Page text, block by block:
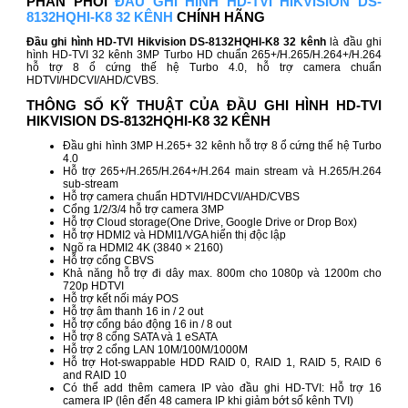
8132HQHI-K8 32 KÊNH CHÍNH HÃNG
Đầu ghi hình HD-TVI Hikvision DS-8132HQHI-K8 32 kênhlà đầu ghi
hình HD-TVI 32 kênh 3MP Turbo HD chuẩn 265+/H.265/H.264+/H.264
hỗ trợ 8 ổ cứng thế hệ Turbo 4.0, hỗ trợ camera chuẩn
HDTVI/HDCVI/AHD/CVBS.
THÔNG SỐ KỸ THUẬT CỦA ĐẦU GHI HÌNH HD-TVI
HIKVISION DS-8132HQHI-K8 32 KÊNH
Đầu ghi hình 3MP H.265+ 32 kênh hỗ trợ 8 ổ cứng thế hệ Turbo
4.0
Hỗ trợ 265+/H.265/H.264+/H.264 main stream và H.265/H.264
sub-stream
Hỗ trợ camera chuẩn HDTVI/HDCVI/AHD/CVBS
Cổng 1/2/3/4 hỗ trợ camera 3MP
Hỗ trợ Cloud storage(One Drive, Google Drive or Drop Box)
Hỗ trợ HDMI2 và HDMI1/VGA hiển thị độc lập
Ngõ ra HDMI2 4K (3840 × 2160)
Hỗ trợ cổng CBVS
Khả năng hỗ trợ đi dây max. 800m cho 1080p và 1200m cho
720p HDTVI
Hỗ trợ kết nối máy POS
Hỗ trợ âm thanh 16 in / 2 out
Hỗ trợ cổng báo động 16 in / 8 out
Hỗ trợ 8 cổng SATA và 1 eSATA
Hỗ trợ 2 cổng LAN 10M/100M/1000M
Hỗ trợ Hot-swappable HDD RAID 0, RAID 1, RAID 5, RAID 6
and RAID 10
Có thể add thêm camera IP vào đầu ghi HD-TVI: Hỗ trợ 16
camera IP (lên đến 48 camera IP khi giảm bớt số kênh TVI)